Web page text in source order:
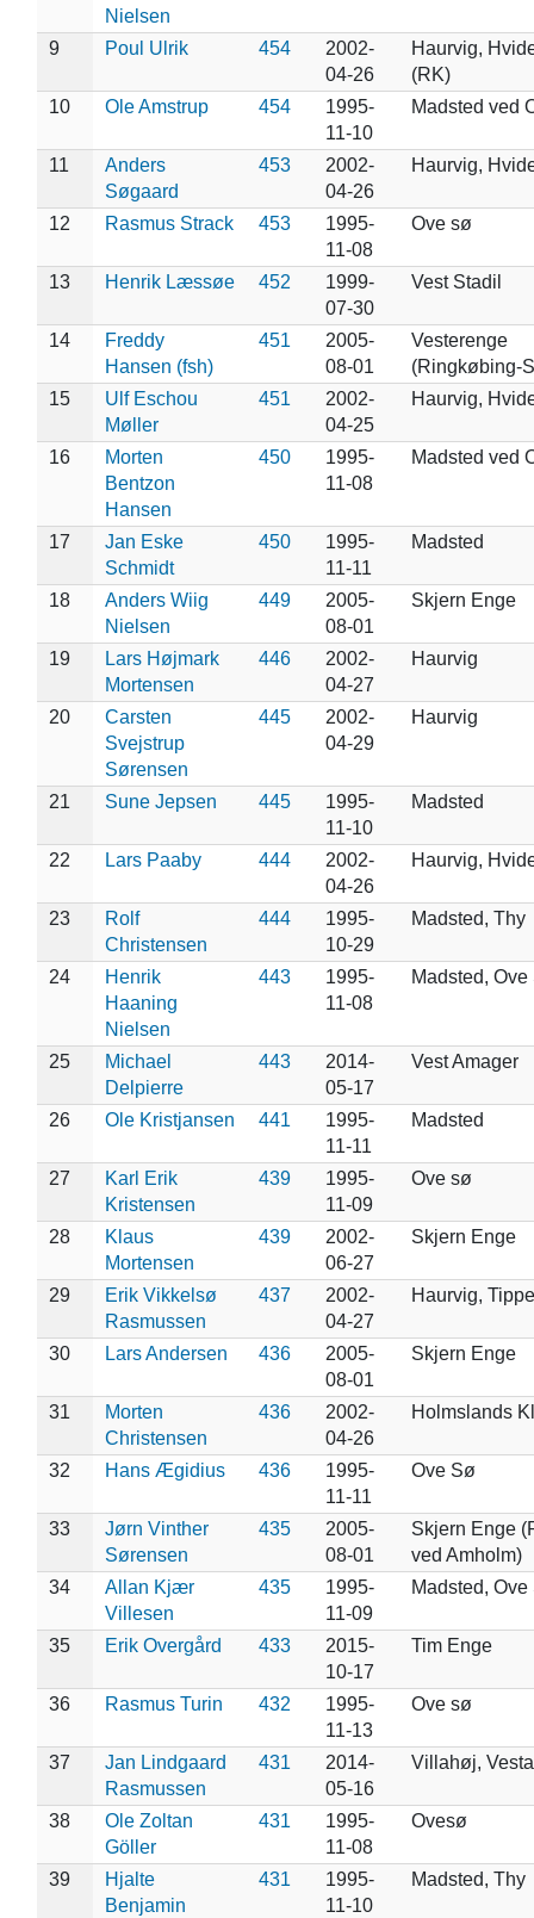
Nielsen
9 Poul Ulrik 454
2002-
04-26
Haurvig,
(RK)
10
Ole Amstrup 454
1995-
11-10
Madsted ved
11
Anders
Søgaard
453
2002-
04-26
Haurvig,
12 Rasmus Strack 453
1995-
11-08
Ove sø
13 Henrik Læssøe 452
1999-
07-30
Vest Stadil
14
Freddy
Hansen (fsh)
451
2005-
08-01
Vesterenge
(Ringkøbing-
15
Ulf Eschou
Møller
451
2002-
04-25
Haurvig,
16
Morten
Bentzon
Hansen
450
1995-
11-08
Madsted ved
17
Jan Eske
Schmidt
450
1995-
11-11
Madsted
18
Anders Wiig
Nielsen
449
2005-
08-01
Skjern Enge
19
Lars Højmark
Mortensen
446
2002-
04-27
Haurvig
20
Carsten
Svejstrup
Sørensen
445
2002-
04-29
Haurvig
21 Sune Jepsen 445
1995-
11-10
Madsted
22 Lars Paaby 444
2002-
04-26
Haurvig,
23
Rolf
Christensen
444
1995-
10-29
Madsted, Thy
24
Henrik
Haaning
Nielsen
443
1995-
11-08
Madsted, Ove
25
Michael
Delpierre
443
2014-
05-17
Vest Amager
26 Ole Kristjansen 441
1995-
11-11
Madsted
27
Karl Erik
Kristensen
439
1995-
11-09
Ove sø
28
Klaus
Mortensen
439
2002-
06-27
Skjern Enge
29
Erik Vikkelsø
Rasmussen
437
2002-
04-27
Haurvig,
30 Lars Andersen 436
2005-
08-01
Skjern Enge
31
Morten
Christensen
436
2002-
04-26
Holmslands
32 Hans Ægidius 436
1995-
11-11
Ove Sø
33
Jørn Vinther
Sørensen
435
2005-
08-01
Skjern Enge
ved Amholm)
34
Allan Kjær
Villesen
435
1995-
11-09
Madsted, Ove
35 Erik Overgård 433
2015-
10-17
Tim Enge
36 Rasmus Turin 432
1995-
11-13
Ove sø
37
Jan Lindgaard
Rasmussen
431
2014-
05-16
Villahøj,
38
Ole Zoltan
Göller
431
1995-
11-08
Ovesø
39
Hjalte
Benjamin
431
1995-
11-10
Madsted, Thy